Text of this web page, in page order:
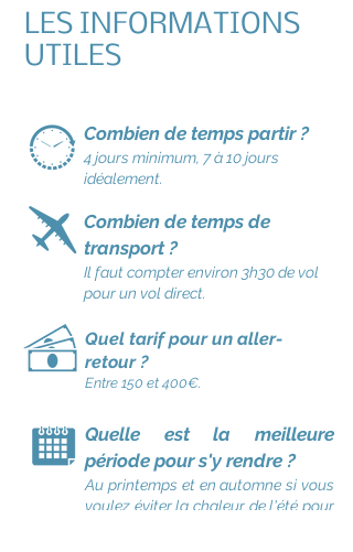
LES INFORMATIONS
UTILES
Combien de temps partir ?
4 jours minimum, 7 à 10 jours
idéalement.
Combien de temps de
transport ?
Il faut compter environ 3h30 de vol
pour un vol direct.
Quelle est la meilleure
période pour s'y rendre ?
Au printemps et en automne si vous
voulez éviter la chaleur de l'été pour
Quel tarif pour un aller-
retour ?
Entre 150 et 400€.